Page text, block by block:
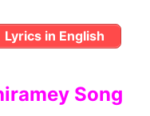
Lyrics in English
Song